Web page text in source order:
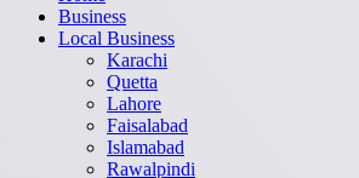
Business
Local Business
Karachi
Quetta
Lahore
Faisalabad
Islamabad
Rawalpindi